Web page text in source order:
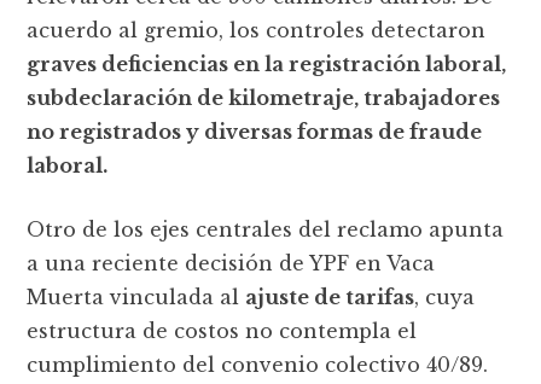
acuerdo al gremio, los controles detectaron
graves deficiencias en la registración laboral,
subdeclaración de kilometraje, trabajadores
no registrados y diversas formas de fraude
laboral.
Otro de los ejes centrales del reclamo apunta
a una reciente decisión de YPF en Vaca
Muerta vinculada al ajuste de tarifas, cuya
estructura de costos no contempla el
cumplimiento del convenio colectivo 40/89.